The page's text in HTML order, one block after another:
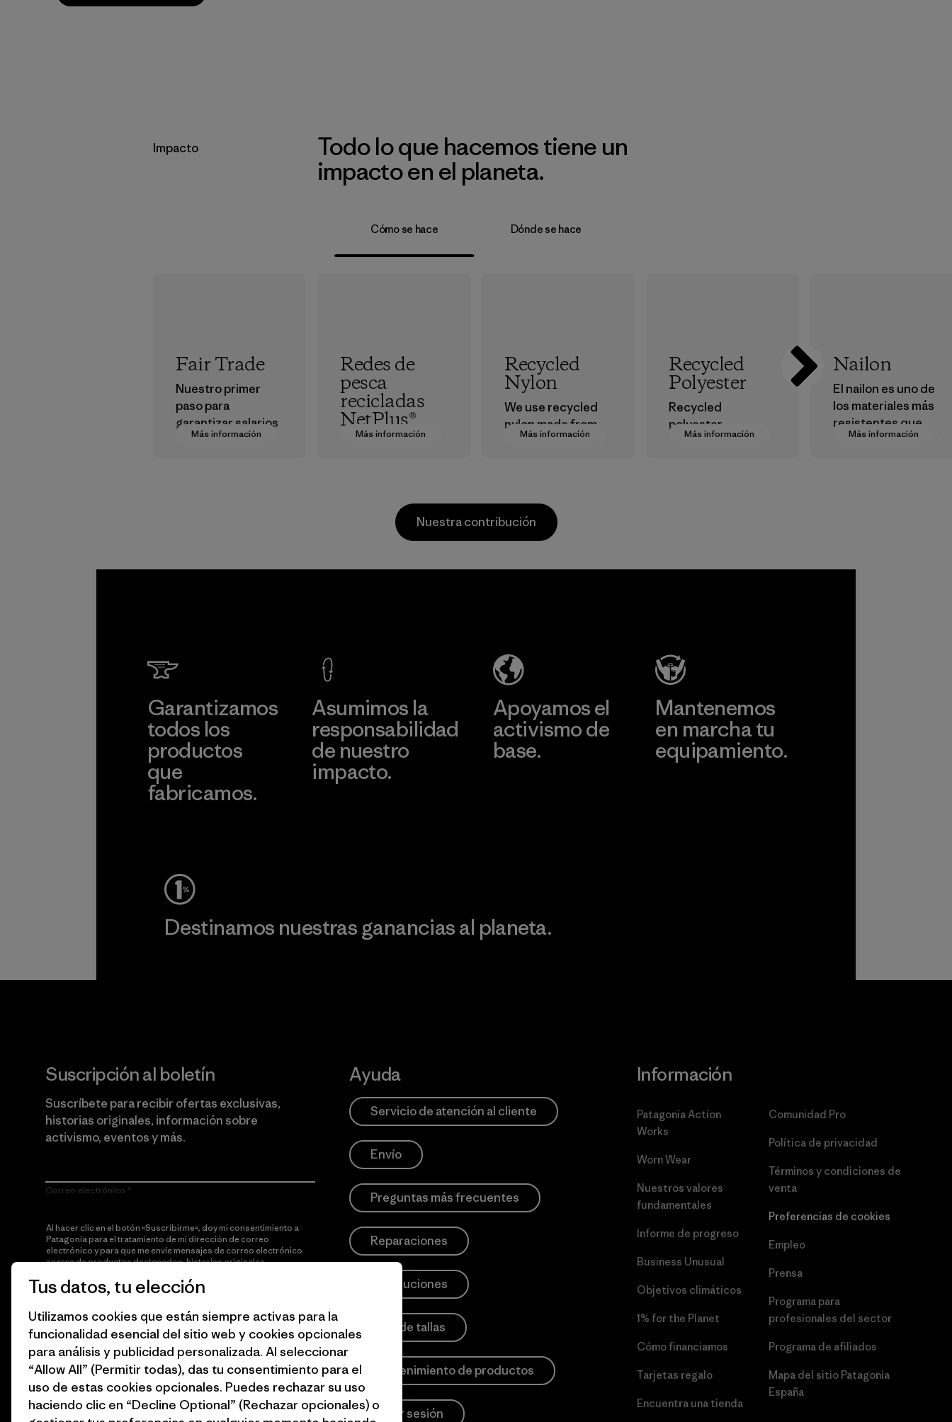
Impacto
Todo lo que hacemos tiene un
impacto en el planeta.
Cómo se hace Dónde se hace
Más información
Fair Trade
Nuestro primer
paso para
garantizar salarios
dignos en nuestra
Más información
Redes de
pesca
recicladas
NetPlus®
desechadas y 100
% recicladas,
recogidas en
Más información
Recycled
Nylon
We use recycled
nylon made from
postindustrial
postconsumer
fishing nets.
Más información
Recycled
Polyester
Recycled
polyester
decreases our
Más información
Nailon
El nailon es uno de
los materiales más
resistentes que
usamos en nuestra
Más información Más información Más información
Nuestra contribución
Garantizamos
todos los
productos
que
fabricamos.
Asumimos la
responsabilidad
de nuestro
impacto.
Apoyamos el
activismo de
base.
Mantenemos
en marcha tu
equipamiento.
Destinamos nuestras ganancias al planeta.
Suscripción al boletín
Suscríbete para recibir ofertas exclusivas,
historias originales, información sobre
activismo, eventos y más.
Correo electrónico
Al hacer clic en el botón «Suscribirme», doy mi consentimiento a
Patagonia para el tratamiento de mi dirección de correo
electrónico y para que me envíe mensajes de correo electrónico
acerca de productos destacados, historias originales,
acuerdo con la
política de privacidad de Patagonia.
Suscribirme
Ayuda
Servicio de atención al cliente
Envío
Preguntas más frecuentes
Reparaciones
Devoluciones
Guía de tallas
Mantenimiento de productos
Iniciar sesión
Información
Patagonia Action
Works
Worn Wear
Nuestros valores
fundamentales
Informe de progreso
Business Unusual
Objetivos climáticos
1% for the Planet
Cómo financiamos
Tarjetas regalo
Encuentra una tienda
Comunidad Pro
Política de privacidad
Términos y condiciones de
venta
Preferencias de cookies
Empleo
Prensa
Programa para
profesionales del sector
Programa de afiliados
Mapa del sitio Patagonia
España
Tus datos, tu elección
Utilizamos cookies que están siempre activas para la
funcionalidad esencial del sitio web y cookies opcionales
para análisis y publicidad personalizada. Al seleccionar
“Allow All” (Permitir todas), das tu consentimiento para el
uso de estas cookies opcionales. Puedes rechazar su uso
haciendo clic en “Decline Optional” (Rechazar opcionales) o